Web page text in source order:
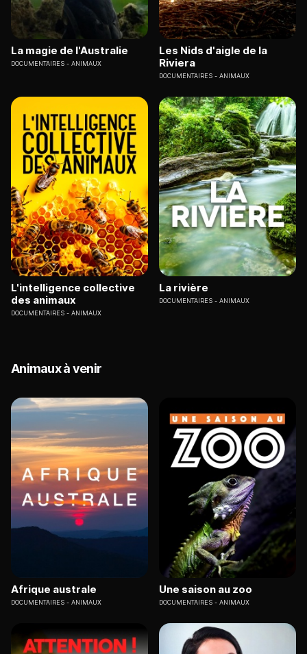
La magie de l'Australie
DOCUMENTAIRES ANIMAUX
Les Nids d'aigle de la
Riviera
DOCUMENTAIRES ANIMAUX
L'intelligence collective
des animaux
DOCUMENTAIRES ANIMAUX
La rivière
DOCUMENTAIRES ANIMAUX
Animaux à venir
Afrique australe
DOCUMENTAIRES ANIMAUX
Une saison au zoo
DOCUMENTAIRES ANIMAUX